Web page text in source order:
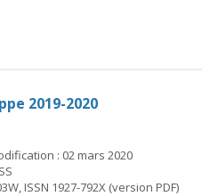
2019-2020
: 02 mars 2020
ISSN 1927-792X (version PDF)